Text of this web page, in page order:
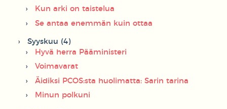
Kun arki on taistelua
Se antaa enemmän kuin ottaa
Syyskuu (4)
Hyvä herra Pääministeri
Voimavarat
Äidiksi PCOS:sta huolimatta: Sarin tarina
Minun polkuni